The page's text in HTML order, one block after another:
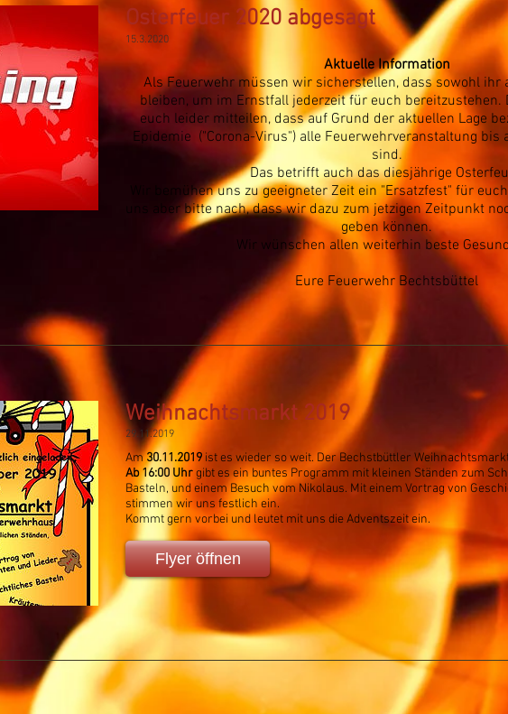
Osterfeuer 2020 abgesagt
15.3.2020
Aktuelle Information
Als Feuerwehr müssen wir sicherstellen, dass sowohl ihr
bleiben, um im Ernstfall jederzeit für euch bereitzustehen.
euch leider mitteilen, dass auf Grund der aktuellen Lage
Epidemie ("Corona-Virus") alle Feuerwehrveranstaltung bis
sind.
Das betrifft auch das diesjährige
Wir bemühen uns zu geeigneter Zeit ein "Ersatzfest" für
uns aber bitte nach, dass wir dazu zum jetzigen Zeitpunkt
geben können.
Wir wünschen allen weiterhin beste
Eure Feuerwehr Bechtsbüttel
Weihnachtsmarkt 2019
29.11.2019
Am30.11.2019 ist es wieder so weit. Der Bechstbüttler
Ab 16:00 Uhrgibt es ein buntes Programm mit kleinen Ständen zum
Basteln, und einem Besuch vom Nikolaus. Mit einem Vortrag von
stimmen wir uns festlich ein.
Kommt gern vorbei und leutet mit uns die Adventszeit ein.
Flyer öffnen